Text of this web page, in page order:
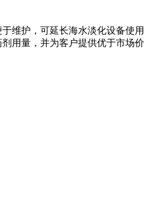
维护，可延长海水淡化设备使用
用量，并为客户提供优于市场价